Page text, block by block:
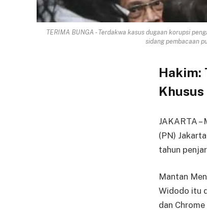
TERIMA BUNGA - Terdakwa kasus dugaan korupsi
sidang pembacaan
Hakim:
Khusus
JAKARTA
(PN)
tahun
Mantan
Widodo itu
dan